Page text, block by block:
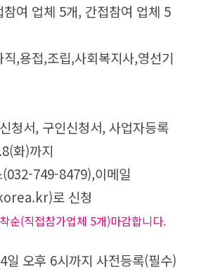
여 업체 5개, 간접참여 업체 5
,용접,조립,사회복지사,영선기
청서, 구인신청서, 사업자등록
화)까지
8479),이메일
)로 신청
순(직접참가업체 5개)마감합니다.
오후 6시까지 사전등록(필수)